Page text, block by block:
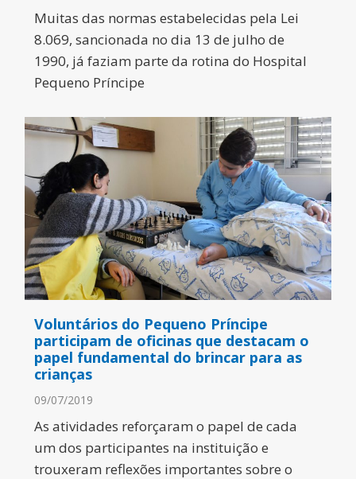
Muitas das normas estabelecidas pela Lei
8.069, sancionada no dia 13 de julho de
1990, já faziam parte da rotina do Hospital
Pequeno Príncipe
Voluntários do Pequeno Príncipe
participam de oficinas que destacam o
papel fundamental do brincar para as
crianças
09/07/2019
As atividades reforçaram o papel de cada
um dos participantes na instituição e
trouxeram reflexões importantes sobre o